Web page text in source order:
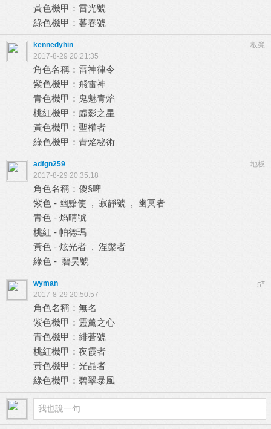
黃色機甲：雷光號
綠色機甲：暮春號
板凳
kennedyhin
2017-8-29 20:21:35
角色名稱：雷神律令
紫色機甲：飛雷神
青色機甲：鬼魅青焰
桃紅機甲：虛影之星
黃色機甲：聖權者
綠色機甲：青焰秘術
地板
adfgn259
2017-8-29 20:35:18
角色名稱：傻§啤
紫色 - 幽黯使 , 寂靜號 , 幽冥者
青色 - 焰晴號
桃紅 - 帕德瑪
黃色 - 炫光者 , 涅槃者
綠色 - 碧昊號
5#
wyman
2017-8-29 20:50:57
角色名稱：無名
紫色機甲：靈薰之心
青色機甲：緋蒼號
桃紅機甲：夜霞者
黃色機甲：光晶者
綠色機甲：碧翠暴風